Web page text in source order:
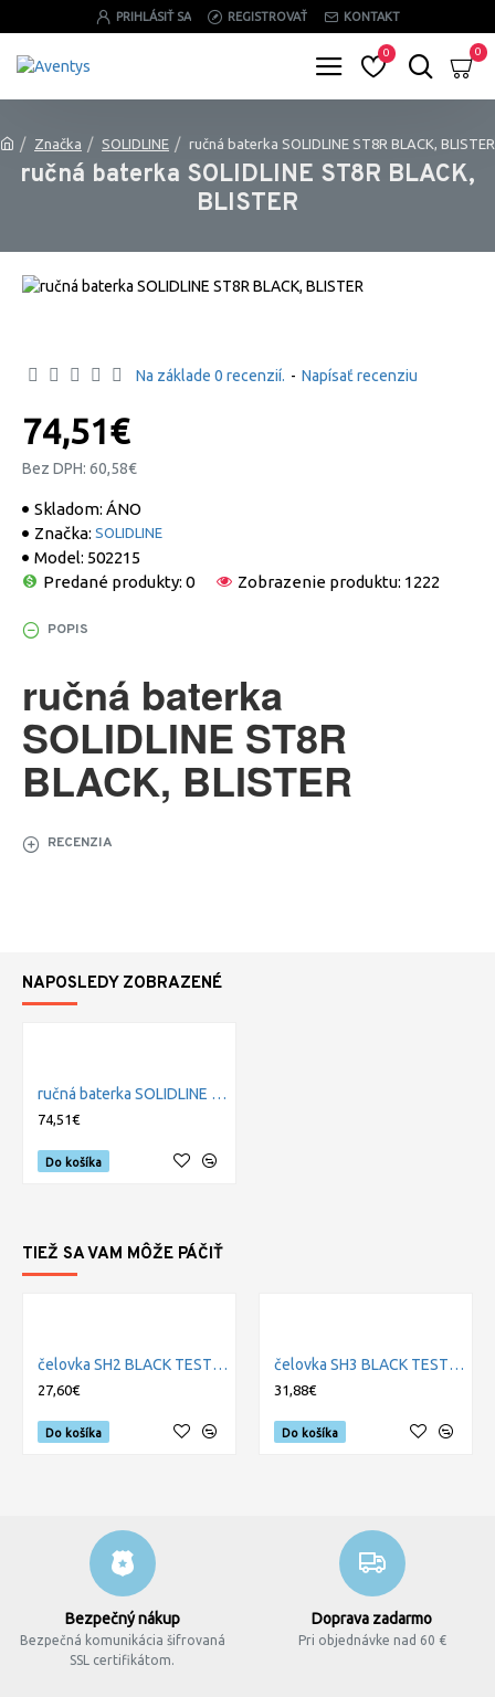
PRIHLÁSIŤ SA REGISTROVAŤ KONTAKT
0 0
Značka SOLIDLINE ručná baterka SOLIDLINE ST8R BLACK, BLISTER
ručná baterka SOLIDLINE ST8R BLACK,
BLISTER
Skladom: ÁNO
Značka: SOLIDLINE
Model: 502215
Predané produkty: 0
Zobrazenie produktu: 1222
Na základe 0 recenzií. - Napísať recenziu
74,51€
Bez DPH: 60,58€
POPIS
ručná baterka
SOLIDLINE ST8R
BLACK, BLISTER
RECENZIA
NAPOSLEDY ZOBRAZENÉ
ručná baterka SOLIDLINE ST8R BLACK, BLISTER
74,51€
Do košíka
TIEŽ SA VAM MÔŽE PÁČIŤ
čelovka SH2 BLACK TEST IT, BLISTER
27,60€
Do košíka
čelovka SH3 BLACK TEST IT, BLISTER
31,88€
Do košíka
Bezpečný nákup
Bezpečná komunikácia šifrovaná
SSL certifikátom.
Doprava zadarmo
Pri objednávke nad 60 €